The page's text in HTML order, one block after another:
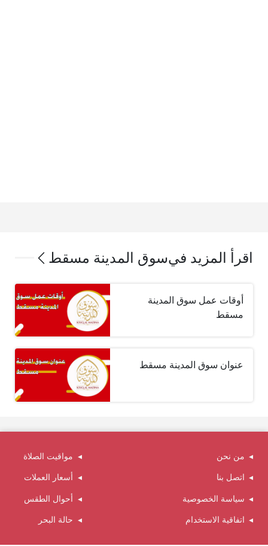
اقرأ المزيد فيسوق المدينة مسقط
أوقات عمل سوق المدينة
مسقط
عنوان سوق المدينة مسقط
من نحن
اتصل بنا
سياسة الخصوصية
اتفاقية الاستخدام
مواقيت الصلاة
أسعار العملات
أحوال الطقس
حالة البحر